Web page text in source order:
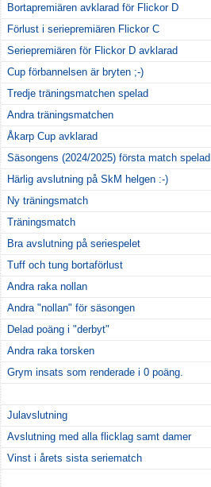
Bortapremiären avklarad för Flickor D
Förlust i seriepremiären Flickor C
Seriepremiären för Flickor D avklarad
Cup förbannelsen är bryten ;-)
Tredje träningsmatchen spelad
Andra träningsmatchen
Åkarp Cup avklarad
Säsongens (2024/2025) första match spelad
Härlig avslutning på SkM helgen :-)
Ny träningsmatch
Träningsmatch
Bra avslutning på seriespelet
Tuff och tung bortaförlust
Andra raka nollan
Andra "nollan" för säsongen
Delad poäng i "derbyt"
Andra raka torsken
Grym insats som renderade i 0 poäng.
Julavslutning
Avslutning med alla flicklag samt damer
Vinst i årets sista seriematch